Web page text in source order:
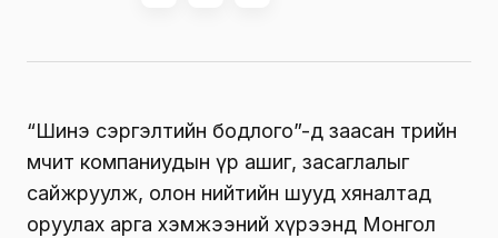
“Шинэ сэргэлтийн бодлого”-д заасан төрийн
өмчит компаниудын үр ашиг, засаглалыг
сайжруулж, олон нийтийн шууд хяналтад
оруулах арга хэмжээний хүрээнд Монгол